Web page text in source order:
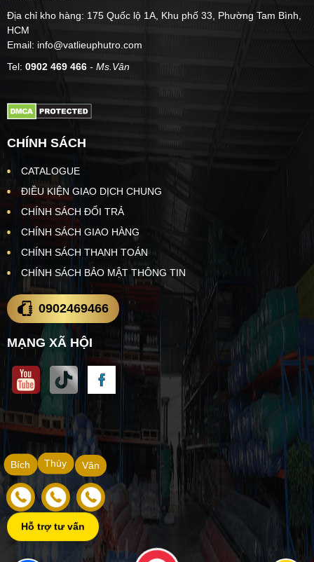
Địa chỉ kho hàng: 175 Quốc lộ 1A, Khu phố 33, Phường Tam Bình,
HCM
Email: info@vatlieuphutro.com
Tel: 0902 469 466 - Ms.Vân
CHÍNH SÁCH
CATALOGUE
ĐIỀU KIỆN GIAO DỊCH CHUNG
CHÍNH SÁCH ĐỔI TRẢ
CHÍNH SÁCH GIAO HÀNG
CHÍNH SÁCH THANH TOÁN
CHÍNH SÁCH BẢO MẬT THÔNG TIN
0902469466
MẠNG XÃ HỘI
Vân
Thúy
Bích
Hỗ trợ tư vấn